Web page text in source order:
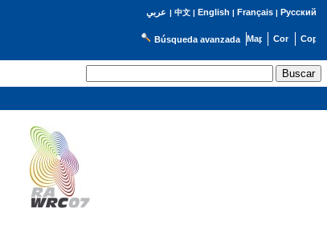
عربي | 中文| English | Français| Русский
Búsqueda avanzada